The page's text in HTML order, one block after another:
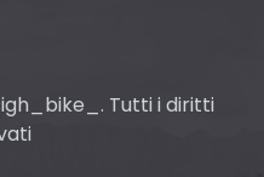
Tutti i diritti